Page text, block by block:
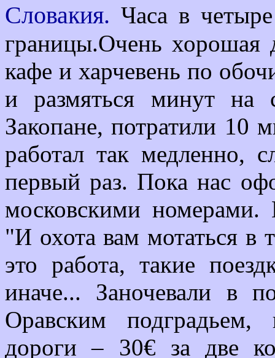
Словакия. Часа в
границы.Очень хорошая
кафе и харчевень по
и размяться минут на
Закопане, потратили 10
работал так медленно,
первый раз. Пока нас
московскими номерами.
"И охота вам мотаться в
это работа, такие
иначе... Заночевали в
Оравским подградьем,
дороги – 30€ за две